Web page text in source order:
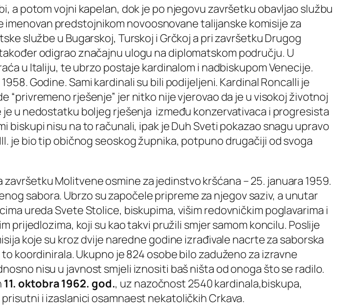
a potom vojni kapelan, dok je po njegovu završetku obavljao službu
predstojnikom novoosnovane talijanske komisije za
službe u Bugarskoj, Turskoj i Grčkoj a pri završetku Drugog
odigrao značajnu ulogu na diplomatskom području. U
u Italiju, te ubrzo postaje kardinalom i nadbiskupom Venecije.
Godine. Sami kardinali su bili podijeljeni. Kardinal Roncalli je
“privremeno rješenje” jer nitko nije vjerovao da je u visokoj životnoj
u nedostatku boljeg rješenja između konzervativaca i progresista
nisu na to računali, ipak je Duh Sveti pokazao snagu upravo
je bio tip običnog seoskog župnika, potpuno drugačiji od svoga
Molitvene osmine za jedinstvo kršćana – 25. januara 1959.
sabora. Ubrzo su započele pripreme za njegov saziv, a unutar
ureda Svete Stolice, biskupima, višim redovničkim poglavarima i
prijedlozima, koji su kao takvi pružili smjer samom koncilu. Poslije
koje su kroz dvije naredne godine izrađivale nacrte za saborska
koordinirala. Ukupno je 824 osobe bilo zaduženo za izravne
nisu u javnost smjeli iznositi baš ništa od onoga što se radilo.
11. oktobra 1962. god., uz nazočnost 2540 kardinala,biskupa,
i izaslanici osamnaest nekatoličkih Crkava.